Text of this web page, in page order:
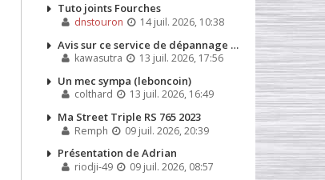
Tuto joints Fourches
dnstouron 14 juil. 2026, 10:38
Avis sur ce service de dépannage que j'ai dû appeler la semaine dernière
kawasutra 13 juil. 2026, 17:56
Un mec sympa (leboncoin)
colthard 13 juil. 2026, 16:49
Ma Street Triple RS 765 2023
Remph 09 juil. 2026, 20:39
Présentation de Adrian
riodji-49 09 juil. 2026, 08:57